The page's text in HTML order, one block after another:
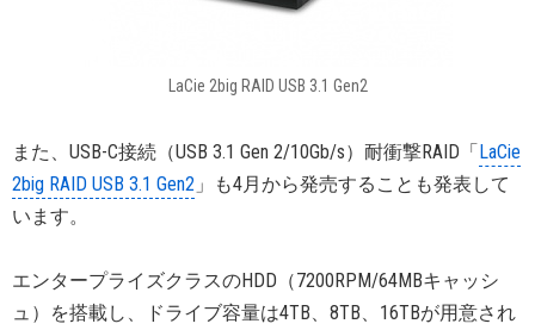
LaCie 2big RAID USB 3.1 Gen2
また、USB-C接続（USB 3.1 Gen 2/10Gb/s）耐衝撃RAID「LaCie
2big RAID USB 3.1 Gen2 」も4月から発売することも発表して
います。
エンタープライズクラスのHDD（7200RPM/64MBキャッシ
ュ）を搭載し、ドライブ容量は4TB、8TB、16TBが用意され